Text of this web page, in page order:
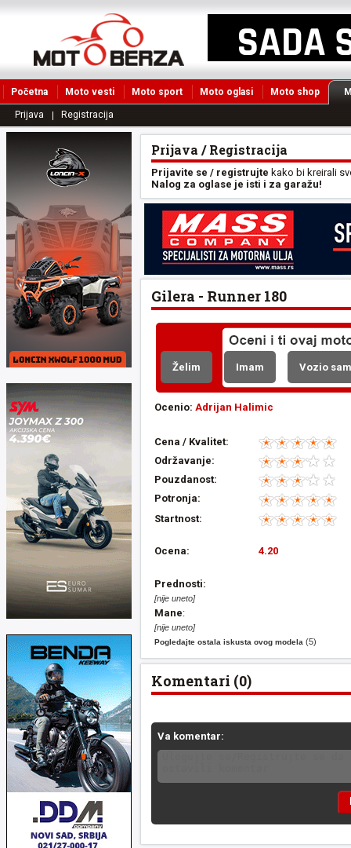
Početna Moto vesti Moto sport Moto oglasi Moto shop
Prijava Registracija
Prijava / Registracija
Prijavite se / registrujte kako bi kreirali
Nalog za oglase je isti i za garažu!
Gilera - Runner 180
Želim Imam Vozio sam
Ocenio: Adrijan Halimic
Cena / Kvalitet:
Održavanje:
Pouzdanost:
Potronja:
Startnost:
Ocena: 4.20
Prednosti:
[nije uneto]
Mane:
[nije uneto]
Pogledajte ostala iskusta ovog modela (5)
Komentari (0)
Va komentar: